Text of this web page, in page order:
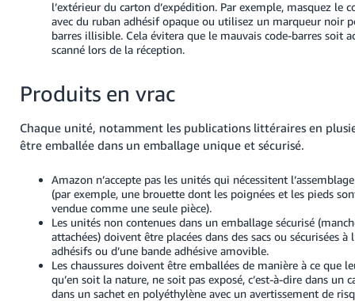
l’extérieur du carton d’expédition. Par exemple, masquez le
avec du ruban adhésif opaque ou utilisez un marqueur noir
barres illisible. Cela évitera que le mauvais code-barres soit
scanné lors de la réception.
Produits en vrac
Chaque unité, notamment les publications littéraires en
être emballée dans un emballage unique et sécurisé.
Amazon n’accepte pas les unités qui nécessitent
(par exemple, une brouette dont les poignées et les pieds
vendue comme une seule pièce).
Les unités non contenues dans un emballage sécurisé
attachées) doivent être placées dans des sacs ou sécurisées à
adhésifs ou d’une bande adhésive amovible.
Les chaussures doivent être emballées de manière à ce que
qu’en soit la nature, ne soit pas exposé, c’est-à-dire dans un
dans un sachet en polyéthylène avec un avertissement de